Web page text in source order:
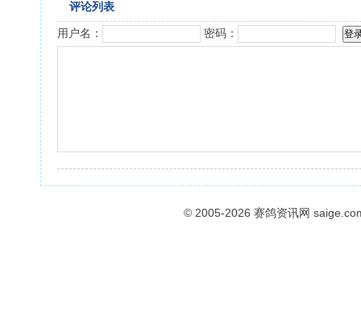
评论列表
用户名： 密码：
© 2005-2026 赛鸽资讯网